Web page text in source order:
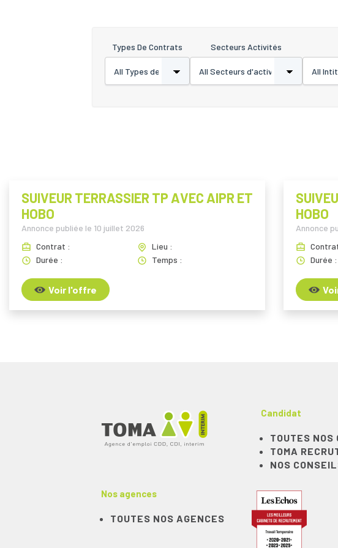
Types De Contrats Secteurs Activités
SUIVEUR TERRASSIER TP AVEC AIPR ET
HOBO
Annonce publiée le 10 juillet 2026
Contrat :
Lieu :
Durée :
Temps :
Voir l'offre
HOBO
Annonce
Durée :
Nos agences
TOUTES NOS AGENCES
Candidat
TOUTES NOS
TOMA
NOS